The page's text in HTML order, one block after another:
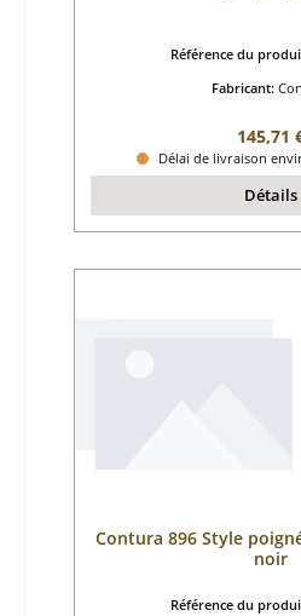
Référence du
Fabricant:
Prix
145,71
Délai de livraison
Détails
Contura 896 Style
noir
Référence du